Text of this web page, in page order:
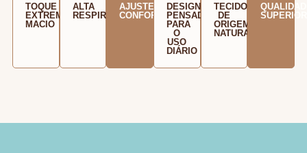
TOQUE
EXTREMAMENTE
MACIO
ALTA
RESPIRABILIDADE
AJUSTE
CONFORTÁVEL
DESIGN
PENSADO
PARA
O
USO
DIÁRIO
TECIDOS
DE
ORIGEM
NATURAL
SUPERIOR